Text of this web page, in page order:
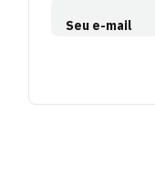
Seu e-mail